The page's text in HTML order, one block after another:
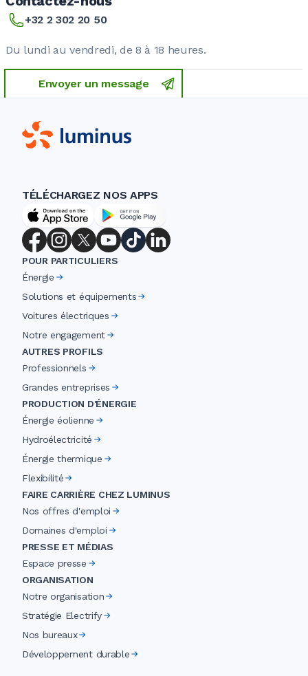
+32 2 302 20 50
Du lundi au vendredi, de 8 à 18 heures.
Envoyer un message
TÉLÉCHARGEZ NOS APPS
POUR PARTICULIERS
Énergie
Solutions et équipements
Voitures électriques
Notre engagement
AUTRES PROFILS
Professionnels
Grandes entreprises
PRODUCTION D'ÉNERGIE
Énergie éolienne
Hydroélectricité
Énergie thermique
Flexibilité
FAIRE CARRIÈRE CHEZ LUMINUS
Nos offres d'emploi
Domaines d'emploi
PRESSE ET MÉDIAS
Espace presse
ORGANISATION
Notre organisation
Stratégie Electrify
Nos bureaux
Développement durable